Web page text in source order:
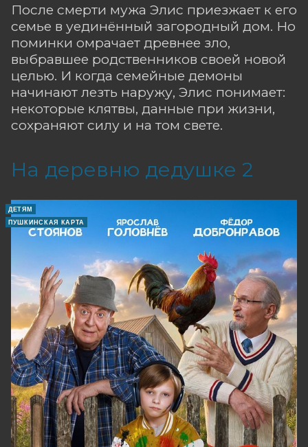
После смерти мужа Элис приезжает к его
семье в уединённый загородный дом. Но
поминки омрачает древнее зло,
выбравшее родственников своей новой
целью. И когда семейные демоны
начинают лезть наружу, Элис понимает:
некоторые клятвы, данные при жизни,
сохраняют силу и на том свете.
На деревню дедушке 2
ДЕТЯМ
ПУШКИНСКАЯ КАРТА